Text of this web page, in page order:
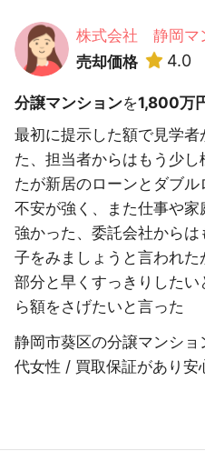
株式会社 静岡マ
売却価格
4.0
分譲マンションを1,800万
最初に提示した額で見学
た、担当者からはもう少
たが新居のローンとダブ
不安が強く、また仕事や
強かった、委託会社から
子をみましょうと言われ
部分と早くすっきりした
ら額をさげたいと言った
静岡市葵区の分譲マンシ
代女性 / 買取保証があり安